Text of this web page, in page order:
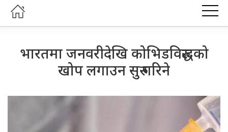
भारतमा जनवरीदेखि कोभिडविरुद्धको
खोप लगाउन सुरु गरिने